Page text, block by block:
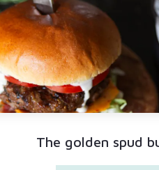
The golden spud